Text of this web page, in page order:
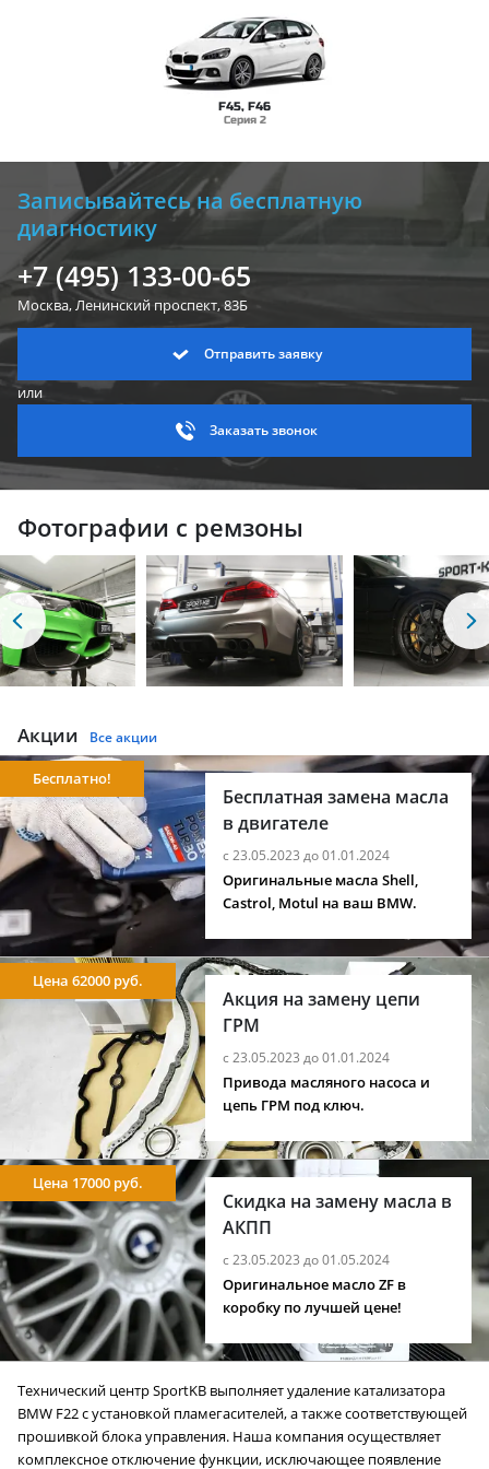
F45, F46
Серия 2
Записывайтесь на бесплатную
диагностику
+7 (495) 133-00-65
Москва, Ленинскийпроспект, 83Б
Отправить заявку
или
Заказать звонок
Фотографии с ремзоны
Акции Все акции
Бесплатная замена масла
в двигателе
с 23.05.2023 до 01.01.2024
Бесплатно!
Оригинальные масла Shell,
Castrol, Motul на ваш BMW.
Акция на замену цепи
ГРМ
с 23.05.2023 до 01.01.2024
Цена 62000 руб.
Привода масляного насоса и
цепь ГРМ под ключ.
Скидка на замену масла в
АКПП
с 23.05.2023 до 01.05.2024
Цена 17000 руб.
Оригинальное масло ZF в
коробку по лучшей цене!
Технический центр SportKB выполняет удаление катализатора
BMW F22 с установкой пламегасителей, а также соответствующей
прошивкой блока управления. Наша компания осуществляет
комплексное отключение функции, исключающее появление